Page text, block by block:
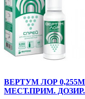
ВЕРТУМ ЛОР
МЕСТ.ПРИМ.